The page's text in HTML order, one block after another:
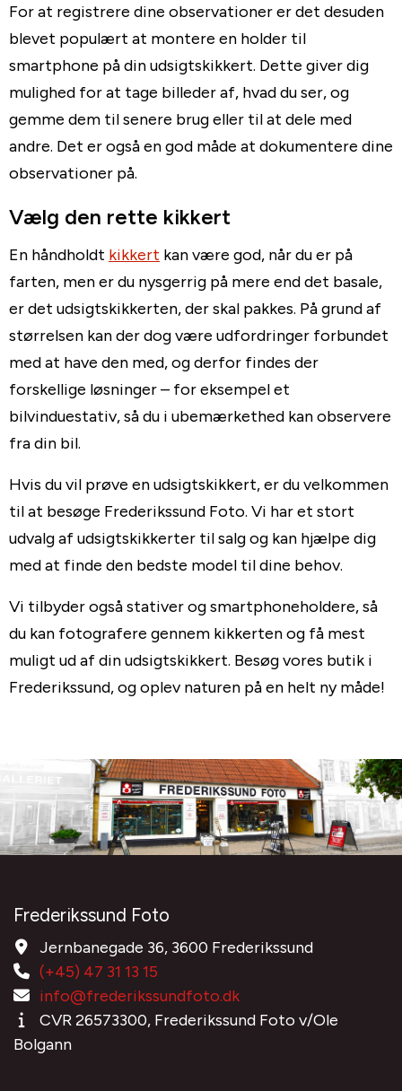
For at registrere dine observationer er det desuden
blevet populært at montere en holder til
smartphone på din udsigtskikkert. Dette giver dig
mulighed for at tage billeder af, hvad du ser, og
gemme dem til senere brug eller til at dele med
andre. Det er også en god måde at dokumentere dine
observationer på.
Vælg den rette kikkert
En håndholdt kikkert kan være god, når du er på
farten, men er du nysgerrig på mere end det basale,
er det udsigtskikkerten, der skal pakkes. På grund af
størrelsen kan der dog være udfordringer forbundet
med at have den med, og derfor findes der
forskellige løsninger – for eksempel et
bilvinduestativ, så du i ubemærkethed kan observere
fra din bil.
Hvis du vil prøve en udsigtskikkert, er du velkommen
til at besøge Frederikssund Foto. Vi har et stort
udvalg af udsigtskikkerter til salg og kan hjælpe dig
med at finde den bedste model til dine behov.
Vi tilbyder også stativer og smartphoneholdere, så
du kan fotografere gennem kikkerten og få mest
muligt ud af din udsigtskikkert. Besøg vores butik i
Frederikssund, og oplev naturen på en helt ny måde!
Frederikssund Foto
Jernbanegade 36, 3600 Frederikssund
(+45) 47 31 13 15
info@frederikssundfoto.dk
CVR 26573300, Frederikssund Foto v/Ole
Bolgann